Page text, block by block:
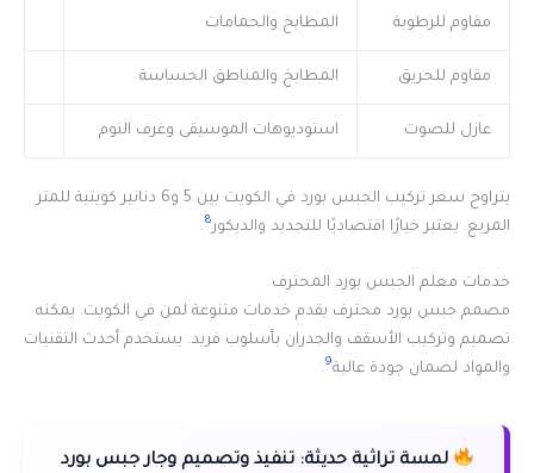
مقاوم للرطوبة المطابخ والحمامات
مقاوم للحريق المطابخ والمناطق الحساسة
عازل للصوت استوديوهات الموسيقى وغرف النوم
يتراوح سعر تركيب الجبس بورد في الكويت بين 5 و6 دنانير كويتية للمتر
المربع. يعتبر خيارًا اقتصاديًا للتجديد والديكور 8
.
خدمات معلم الجبس بورد المحترف
مصمم جبس بورد محترف يقدم خدمات متنوعة لمن في الكويت. يمكنه
تصميم وتركيب الأسقف والجدران بأسلوب فريد. يستخدم أحدث التقنيات
والمواد لضمان جودة عالية9
.
لمسة تراثية حديثة: تنفيذ وتصميم وجار جبس بورد